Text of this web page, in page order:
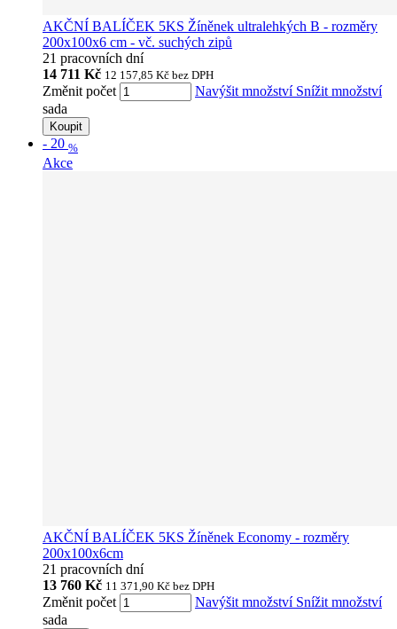
AKČNÍ BALÍČEK 5KS Žíněnek ultralehkých B - rozměry
200x100x6 cm - vč. suchých zipů
21 pracovních dní
14 711 Kč 12 157,85 Kč bez DPH
Změnit počet Navýšit množství Snížit množství
sada
Koupit
- 20 %
Akce
AKČNÍ BALÍČEK 5KS Žíněnek Economy - rozměry
200x100x6cm
21 pracovních dní
13 760 Kč 11 371,90 Kč bez DPH
Změnit počet Navýšit množství Snížit množství
sada